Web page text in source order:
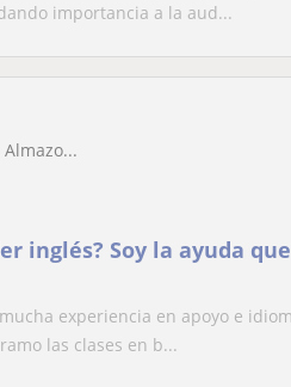
importancia a la aud...
Almazo...
inglés? Soy la ayuda que
experiencia en apoyo e
las clases en b...